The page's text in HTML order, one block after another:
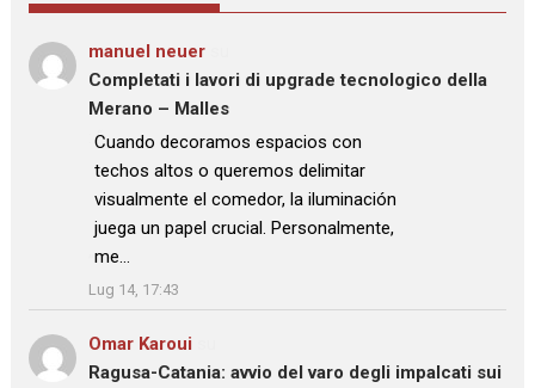
manuel neuer
Completati i lavori di upgrade tecnologico della
Merano – Malles
: “
Cuando decoramos espacios con
techos altos o queremos delimitar
visualmente el comedor, la iluminación
juega un papel crucial. Personalmente,
me…
”
Lug 14, 17:43
Omar Karoui
Ragusa-Catania: avvio del varo degli impalcati sui